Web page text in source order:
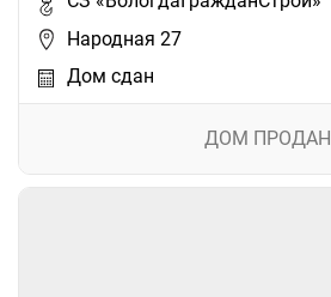
Народная 27
Дом сдан
ДОМ ПРОДАН